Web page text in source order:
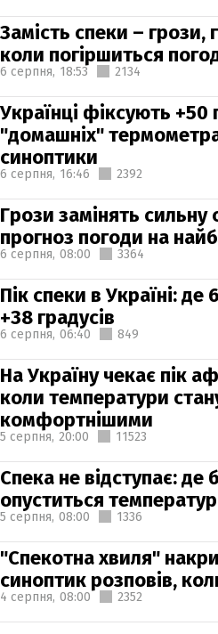
Замість спеки – грози,
коли погіршиться
6 серпня, 18:53 2134
Українці фіксують +50
"домашніх"
синоптики
6 серпня, 16:46 2392
Грози замінять сильну
прогноз погоди на
6 серпня, 08:00 3364
Пік спеки в Україні: де
+38 градусів
6 серпня, 06:40 849
На Україну чекає пік
коли температури
комфортнішими
5 серпня, 20:00 11523
Спека не відступає: де
опуститься
5 серпня, 08:00 1336
"Спекотна хвиля"
синоптик розповів,
4 серпня, 08:00 2352